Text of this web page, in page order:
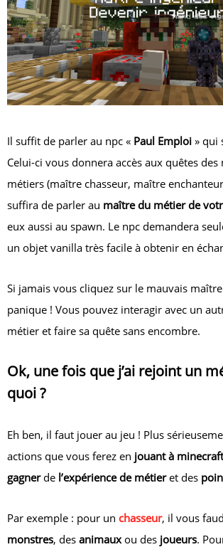
Il suffit de parler au npc « Paul Emploi » qui
Celui-ci vous donnera accès aux quêtes des
métiers (maître chasseur, maître
suffira de parler au maître du métier de
eux aussi au spawn. Le npc demandera
un objet vanilla très facile à obtenir en
Si jamais vous cliquez sur le mauvais
panique ! Vous pouvez interagir avec un
métier et faire sa quête sans encombre.
Ok, une fois que j’ai rejoint un
quoi ?
Eh ben, il faut jouer au jeu ! Plus
actions que vous ferez en jouant à minecraft
gagnerde l’expérience de métieret des
Par exemple : pour un chasseur, il vous
monstres, des animaux ou des joueurs.